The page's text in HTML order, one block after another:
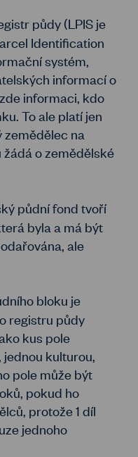
půdy (LPIS je
Identification
systém,
informací o
informaci, kdo
To ale platí jen
na
o zemědělské
půdní fond tvoří
byla a má být
ale
bloku je
registru půdy
kus pole
kulturou,
pole může být
pokud ho
protože 1 díl
jednoho